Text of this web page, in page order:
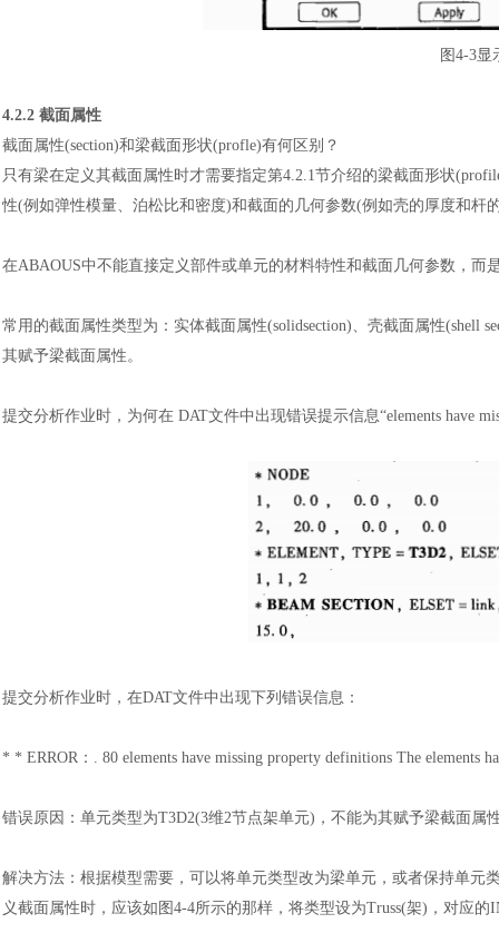
图 4-3显
4.2.2 截面属性
截面属性(section)和梁截面形状(profle)有何区别 ？
只有梁在定义其截面属性时才需要指定第4.2.1节介绍的梁截面形状
性(例如弹性模量、泊松比和密度)和截面的几何参数(例如壳的厚度和杆
在ABAOUS中不能直接定义部件或单元的材料特性和截面几何参数，
常用的截面属性类型为 ： 实体截面属性(solidsection)、壳截面属性(shell
其赋予梁截面属性。
提交分析作业时，为何在 DAT文件中出现错误提示信息“elements have
提交分析作业时，在DAT文件中出现下列错误信息 ：
* * ERROR ： . 80 elements have missing property definitions The elements
错误原因： 单元类型为T3D2(3维2节点架单元)，不能为其赋予梁截面属
解决方法：根据模型需要，可以将单元类型改为梁单元，或者保持单元
义截面属性时，应该如图4-4所示的那样，将类型设为Truss(架)，对应